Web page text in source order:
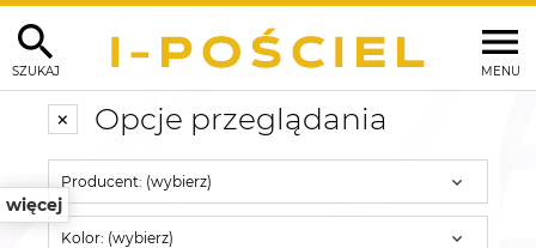
MENU
SZUKAJ
więcej
Opcje przeglądania
Producent: (wybierz)
Kolor: (wybierz)